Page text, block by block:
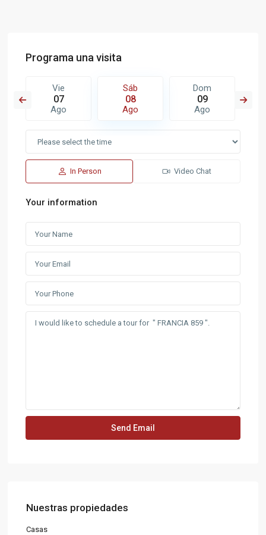
Programa una visita
Vie
07
Ago
Sáb
08
Ago
Dom
09
Ago
In Person Video Chat
Your information
Nuestras propiedades
Casas